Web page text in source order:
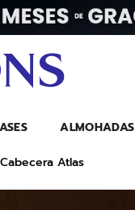
ALMOHADAS
Cabecera Atlas